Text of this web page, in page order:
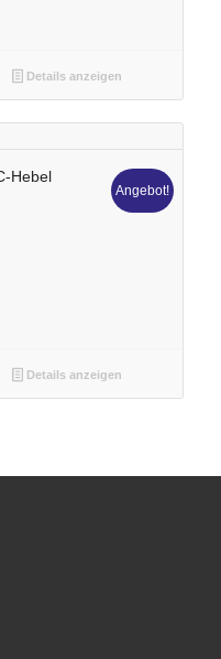
Details anzeigen
Hebel
Angebot!
Details anzeigen